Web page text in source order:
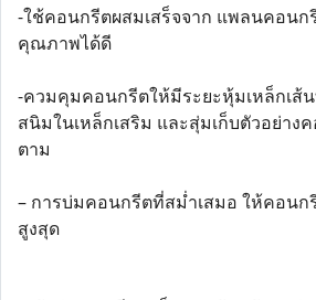
-ใช้คอนกรีตผสมเสร็จจาก แพลนคอน
คุณภาพได้ดี
-ควมคุมคอนกรีตให้มีระยะหุ้มเหล็กเส้
สนิมในเหล็กเสริม และสุ่มเก็บตัวอย่าง
ตาม
– การบ่มคอนกรีตที่สม่ำเสมอ ให้คอน
สูงสุด